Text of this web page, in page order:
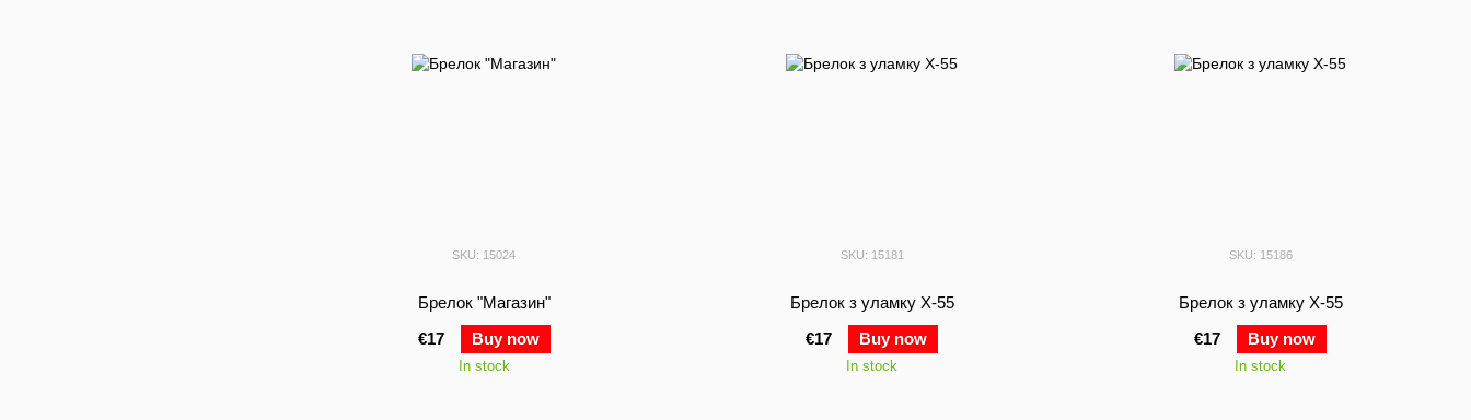
SKU: 15024
Брелок "Магазин"
€17
Buy now
In stock
SKU: 15181
Брелок з уламку Х-55
€17
Buy now
In stock
SKU: 15186
Брелок з уламку Х-55
€17
Buy now
In stock